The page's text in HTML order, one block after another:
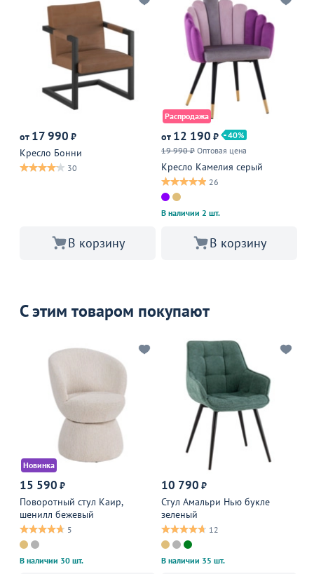
от 17 990 ₽
Кресло Бонни
30
В корзину
Распродажа
от 12 190 ₽
40
19 990 ₽ Оптовая цена
Кресло Камелия серый
26
В наличии 2 шт.
В корзину
С этим товаром покупают
Новинка
15 590 ₽
Поворотный стул Каир,
шенилл бежевый
5
В наличии 30 шт.
10 790 ₽
Стул Амальри Нью букле
зеленый
12
В наличии 35 шт.